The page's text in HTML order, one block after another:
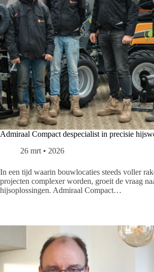
Admiraal Compact despecialist in precisie
26 mrt • 2026
In een tijd waarin bouwlocaties steeds voller
projecten complexer worden, groeit de vraag
hijsoplossingen. Admiraal Compact…